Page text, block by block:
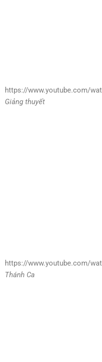
https://www.youtube.com/
Giảng thuyết
https://www.youtube.com/
Thánh Ca